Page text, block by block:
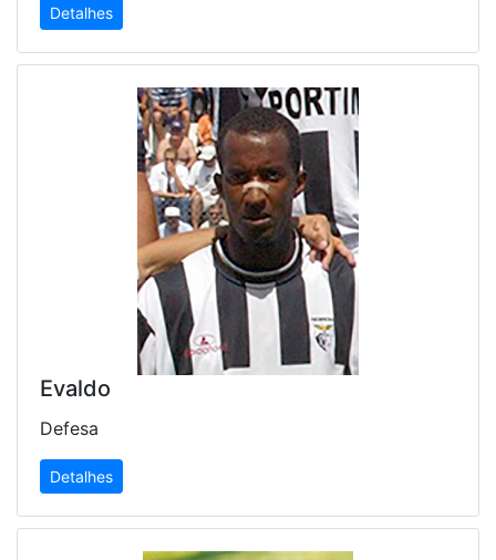
Detalhes
Evaldo
Defesa
Detalhes